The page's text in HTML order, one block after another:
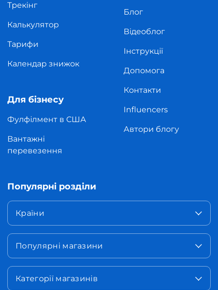
Трекінг
Калькулятор
Тарифи
Календар знижок
Для бізнесу
Фулфілмент в США
Вантажні
перевезення
Блог
Відеоблог
Інструкції
Допомога
Контакти
Influencers
Автори блогу
Популярні розділи
Країни
Популярні магазини
Категорії магазинів